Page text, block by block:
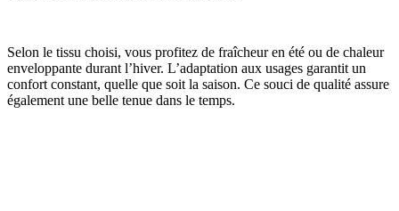
Selon le tissu choisi, vous profitez de fraîcheur en été ou de chaleur
enveloppante durant l’hiver. L’adaptation aux usages garantit un
confort constant, quelle que soit la saison. Ce souci de qualité assure
également une belle tenue dans le temps.